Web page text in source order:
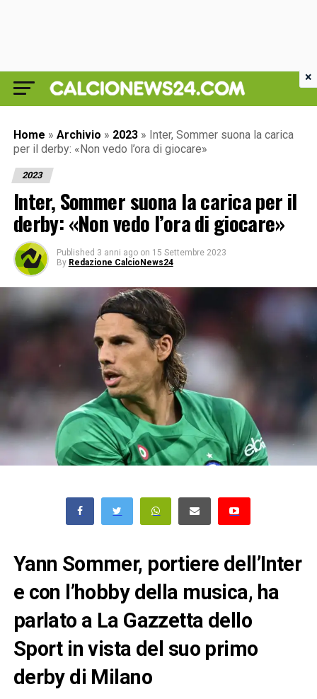
Home » Archivio » 2023 » Inter, Sommer suona la carica
per il derby: «Non vedo l’ora di giocare»
2023
Inter, Sommer suona la carica per il
derby: «Non vedo l’ora di giocare»
Published 3 anni ago on 15 Settembre 2023
By Redazione CalcioNews24
Yann Sommer, portiere dell’Inter
e con l’hobby della musica, ha
parlato a La Gazzetta dello
Sport in vista del suo primo
derby di Milano
×